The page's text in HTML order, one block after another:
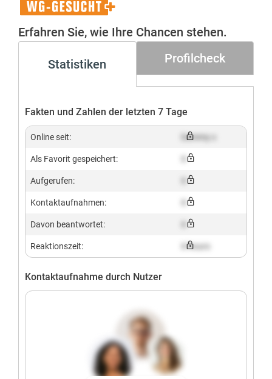
WG-
Gesucht+
Erfahren Sie, wie Ihre Chancen stehen.
Statistiken Profilcheck
Fakten und Zahlen der letzten 7 Tage
Online seit: Dummy x
Als Favorit gespeichert:
Aufgerufen:
Kontaktaufnahmen:
Davon beantwortet:
Reaktionszeit: X hours
Kontaktaufnahme durch Nutzer